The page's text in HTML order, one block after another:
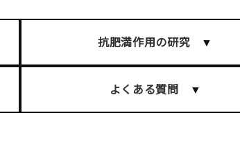
抗肥満作用の研究
よくある質問